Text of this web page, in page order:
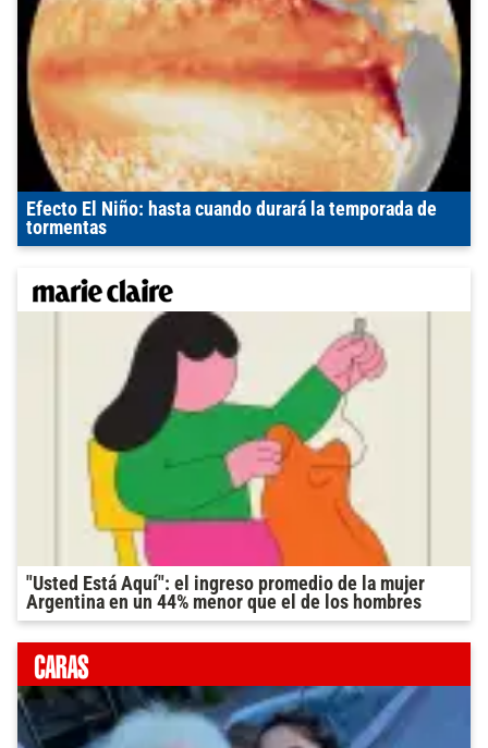
Efecto El Niño: hasta cuando durará la temporada de
tormentas
"Usted Está Aquí": el ingreso promedio de la mujer
Argentina en un 44% menor que el de los hombres